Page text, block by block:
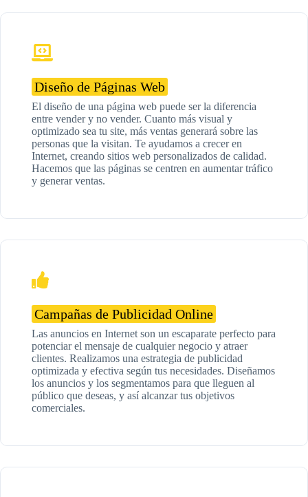
Diseño de Páginas Web
El diseño de una página web puede ser la diferencia
entre vender y no vender. Cuanto más visual y
optimizado sea tu site, más ventas generará sobre las
personas que la visitan. Te ayudamos a crecer en
Internet, creando sitios web personalizados de calidad.
Hacemos que las páginas se centren en aumentar tráfico
y generar ventas.
Campañas de Publicidad Online
Las anuncios en Internet son un escaparate perfecto para
potenciar el mensaje de cualquier negocio y atraer
clientes. Realizamos una estrategia de publicidad
optimizada y efectiva según tus necesidades. Diseñamos
los anuncios y los segmentamos para que lleguen al
público que deseas, y así alcanzar tus objetivos
comerciales.